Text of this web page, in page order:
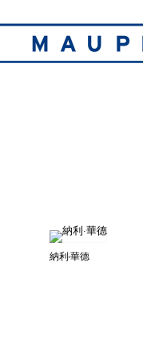
納利·華德